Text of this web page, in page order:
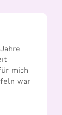
mich
war